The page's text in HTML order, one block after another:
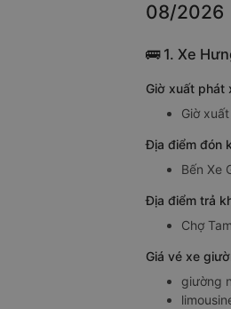
08/2026
🚌 1. Xe
Giờ xuất phát
Giờ
Địa điểm đón
Bến Xe
Địa điểm trả
Chợ
Giá vé xe
giường